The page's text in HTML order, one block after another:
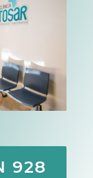
928